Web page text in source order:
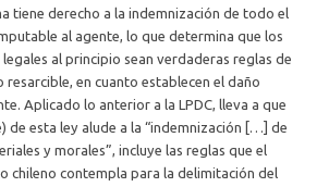
tiene derecho a la indemnización de todo el
al agente, lo que determina que los
al principio sean verdaderas reglas de
en cuanto establecen el daño
Aplicado lo anterior a la LPDC, lleva a que
de esta ley alude a la “indemnización […] de
y morales”, incluye las reglas que el
chileno contempla para la delimitación del